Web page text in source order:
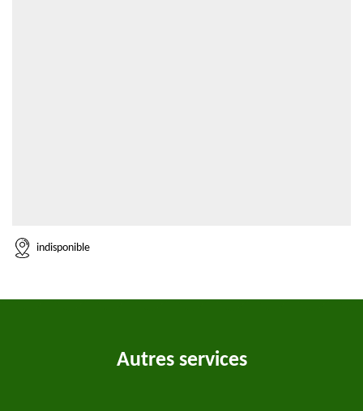
indisponible
Autres services